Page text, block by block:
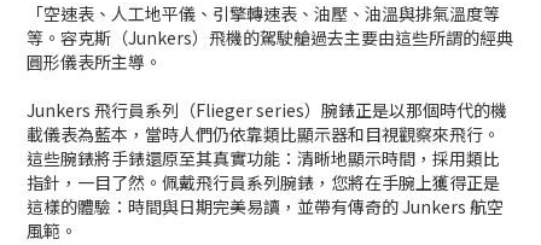
「空速表、人工地平儀、引擎轉速表、油壓、油溫與排氣溫度等
等。容克斯（Junkers）飛機的駕駛艙過去主要由這些所謂的經典
圓形儀表所主導。
Junkers 飛行員系列（Flieger series）腕錶正是以那個時代的機
載儀表為藍本，當時人們仍依靠類比顯示器和目視觀察來飛行。
這些腕錶將手錶還原至其真實功能：清晰地顯示時間，採用類比
指針，一目了然。佩戴飛行員系列腕錶，您將在手腕上獲得正是
這樣的體驗：時間與日期完美易讀，並帶有傳奇的 Junkers 航空
風範。